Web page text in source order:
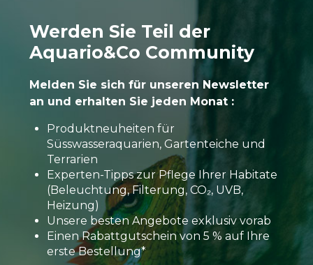
Werden Sie Teil der
Aquario&Co Community
Melden Sie sich für unseren Newsletter
an und erhalten Sie jeden Monat :
Produktneuheiten für
Süsswasseraquarien, Gartenteiche und
Terrarien
Experten-Tipps zur Pflege Ihrer Habitate
(Beleuchtung, Filterung, CO₂, UVB,
Heizung)
Unsere besten Angebote exklusiv vorab
Einen Rabattgutschein von 5 % auf Ihre
erste Bestellung*